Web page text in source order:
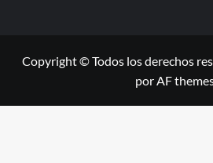
Copyright © Todos los derechos
por AF